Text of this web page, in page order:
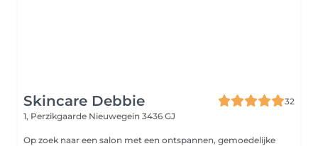
Skincare Debbie
32
1, Perzikgaarde Nieuwegein 3436 GJ
Op zoek naar een salon met een ontspannen, gemoedelijke